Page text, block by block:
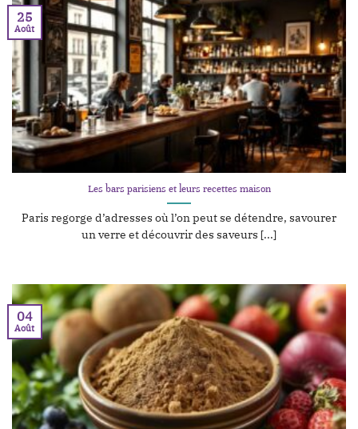
Les bars parisiens et leurs recettes maison
Paris regorge d’adresses où l’on peut se détendre, savourer
un verre et découvrir des saveurs [...]
25
Août
04
Août